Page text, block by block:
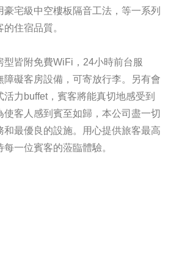
宅級中空樓板隔音工法，等一系列
住宿品質。
型皆附免費WiFi，24小時前台服
障礙客房設備，可寄放行李。另有會
力buffet，賓客將能真切地感受到
使客人感到賓至如歸，本公司盡一切
和最優良的設施。用心提供旅客最高
一位賓客的蒞臨體驗。